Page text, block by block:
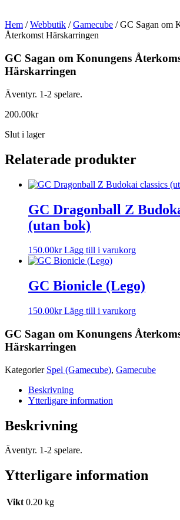
Hem /Webbutik /Gamecube / GC Sagan om
Återkomst Härskarringen
GC Sagan om Konungens
Härskarringen
Äventyr. 1-2 spelare.
200.00kr
Slut i lager
Relaterade produkter
GC Dragonball Z
(utan bok)
150.00kr Lägg till i varukorg
GC Bionicle (Lego)
150.00kr Lägg till i varukorg
GC Sagan om Konungens
Härskarringen
Kategorier Spel (Gamecube), Gamecube
Beskrivning
Ytterligare information
Beskrivning
Äventyr. 1-2 spelare.
Ytterligare information
Vikt 0.20 kg